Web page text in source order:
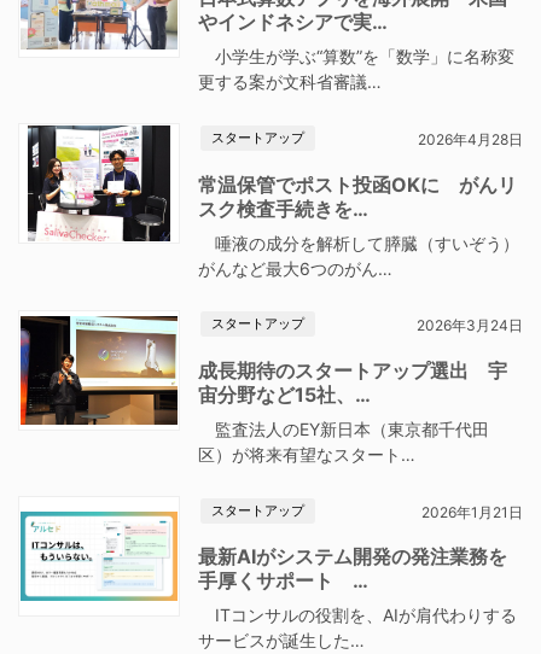
やインドネシアで実…
小学生が学ぶ“算数”を「数学」に名称変
更する案が文科省審議…
スタートアップ 2026年4月28日
常温保管でポスト投函OKに がんリ
スク検査手続きを…
唾液の成分を解析して膵臓（すいぞう）
がんなど最大6つのがん…
スタートアップ 2026年3月24日
成長期待のスタートアップ選出 宇
宙分野など15社、…
監査法人のEY新日本（東京都千代田
区）が将来有望なスタート…
スタートアップ 2026年1月21日
最新AIがシステム開発の発注業務を
手厚くサポート …
ITコンサルの役割を、AIが肩代わりする
サービスが誕生した…